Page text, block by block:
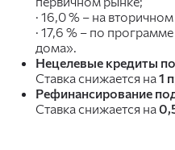
· 16,0 % – на
· 17,6 % – по
дома».
Нецелевые кредиты
Ставка снижается на1
Рефинансирование
Ставка снижается на